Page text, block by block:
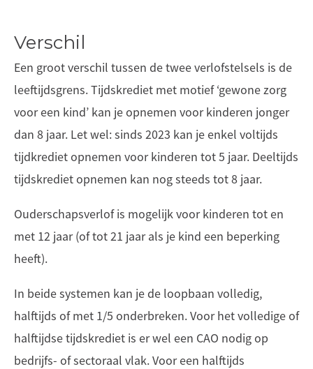
Verschil
Een groot verschil tussen de twee verlofstelsels is de
leeftijdsgrens. Tijdskrediet met motief ‘gewone zorg
voor een kind’ kan je opnemen voor kinderen jonger
dan 8 jaar. Let wel: sinds 2023 kan je enkel voltijds
tijdkrediet opnemen voor kinderen tot 5 jaar. Deeltijds
tijdskrediet opnemen kan nog steeds tot 8 jaar.
Ouderschapsverlof is mogelijk voor kinderen tot en
met 12 jaar (of tot 21 jaar als je kind een beperking
heeft).
In beide systemen kan je de loopbaan volledig,
halftijds of met 1/5 onderbreken. Voor het volledige of
halftijdse tijdskrediet is er wel een CAO nodig op
bedrijfs- of sectoraal vlak. Voor een halftijds